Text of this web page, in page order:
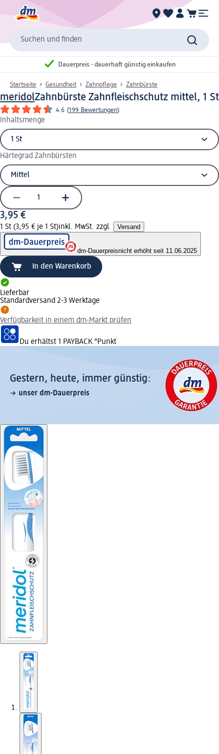
Suchen und finden
Dauerpreis - dauerhaft günstig einkaufen
Startseite Gesundheit Zahnpflege Zahnbürste
meridolZahnbürste Zahnfleischschutz mittel, 1 St
4.6 (199 Bewertungen)
Inhaltsmenge
Härtegrad Zahnbürsten
3,95 €
1 St (3,95 € je 1 St)inkl. MwSt. zzgl. Versand
dm-Dauerpreisnicht erhöht seit 11.06.2025
In den Warenkorb
Lieferbar
Standardversand 2-3 Werktage
Verfügbarkeit in einem dm-Markt prüfen
Du erhältst 1 PAYBACK °Punkt
Gestern, heute, immer günstig:
unser dm-Dauerpreis